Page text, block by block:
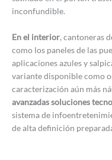
inconfundible.
En el interior, cantoneras
como los paneles de las
aplicaciones azules y
variante disponible como
caracterización aún más
avanzadas soluciones
sistema de
de alta definición